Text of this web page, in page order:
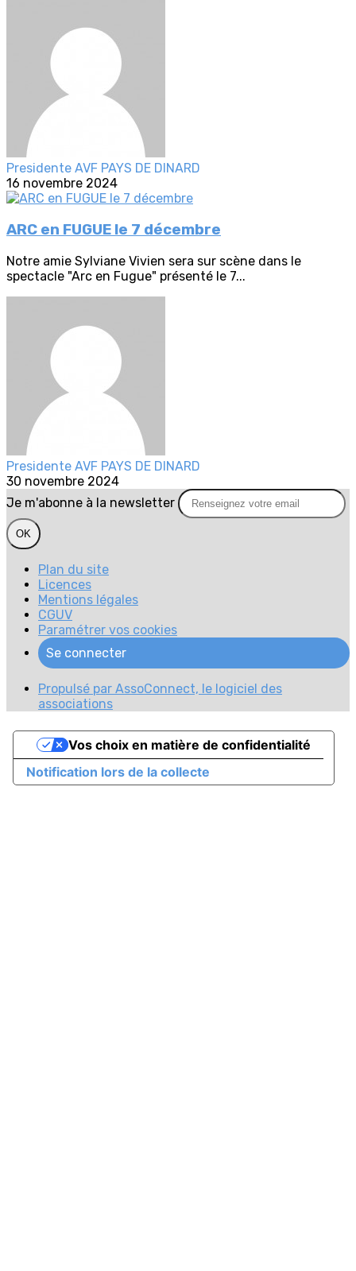
Presidente AVF PAYS DE DINARD
16 novembre 2024
ARC en FUGUE le 7 décembre
Notre amie Sylviane Vivien sera sur scène dans le
spectacle "Arc en Fugue" présenté le 7...
Presidente AVF PAYS DE DINARD
30 novembre 2024
Je m'abonne à la newsletter
OK
Plan du site
Licences
Mentions légales
CGUV
Paramétrer vos cookies
Se connecter
Propulsé par AssoConnect, le logiciel des
associations
Notification lors de la collecte
Vos choix en matière de confidentialité